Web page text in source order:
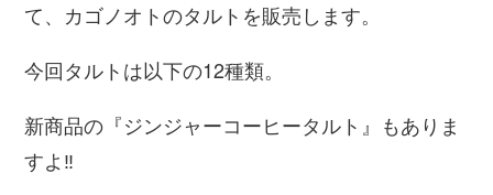
て、カゴノオトのタルトを販売します。
今回タルトは以下の12種類。
新商品の『ジンジャーコーヒータルト』もありま
すよ‼︎